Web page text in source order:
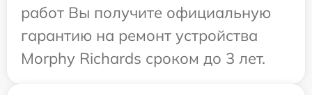
работ Вы получите официальную
гарантию на ремонт устройства
Morphy Richards сроком до 3 лет.